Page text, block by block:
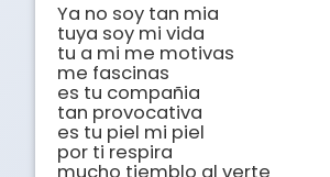
Ya no soy tan mia
tuya soy mi vida
tu a mi me motivas
me fascinas
es tu compañia
tan provocativa
es tu piel mi piel
por ti respira